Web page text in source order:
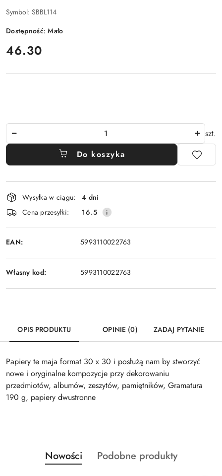
Symbol: SBBL114
Dostępność:Mało
cena:
46.30
szt.
Do koszyka
Dostępność
i
dostawa
Wysyłka w ciągu:
4 dni
Cena przesyłki:
16.5
EAN: 5993110022763
Własny kod: 5993110022763
OPIS PRODUKTU OPINIE (0) ZADAJ PYTANIE
Papiery te maja format 30 x 30 i posłużą nam by stworzyć
nowe i oryginalne kompozycje przy dekorowaniu
przedmiotów, albumów, zeszytów, pamiętników, Gramatura
190 g, papiery dwustronne
Pomiń karuzelę produktów
Produkty
o
Nowości
Produkty
Podobne produkty